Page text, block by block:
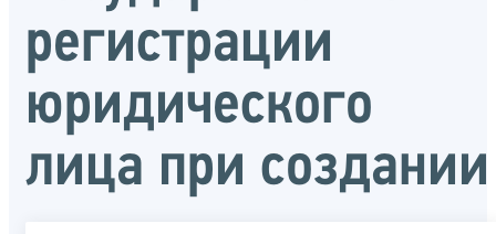
регистрации
юридического
лица при создании